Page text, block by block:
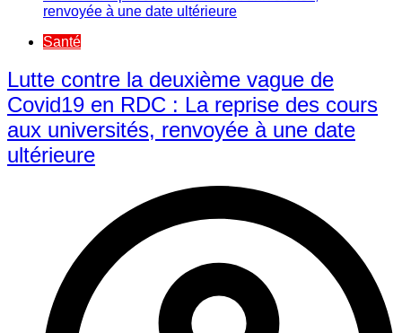
Santé
Lutte contre la deuxième vague de
Covid19 en RDC : La reprise des cours
aux universités, renvoyée à une date
ultérieure